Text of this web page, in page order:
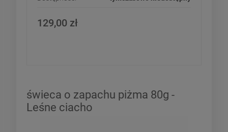
129,00 zł
świeca o zapachu piżma 80g -
Leśne ciacho